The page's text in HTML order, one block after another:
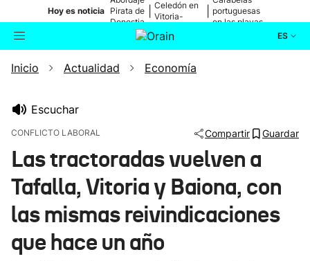
Hoy es noticia Pirata de
Donostia
Celedón en
Vitoria-
portuguesas
en las playas
ES
Buscador Actualidad
Ikusmiran
Eguraldia
Inicio Actualidad Economía
Escuchar
CONFLICTO LABORAL Compartir Guardar
Las tractoradas vuelven a
Tafalla, Vitoria y Baiona, con
las mismas reivindicaciones
que hace un año